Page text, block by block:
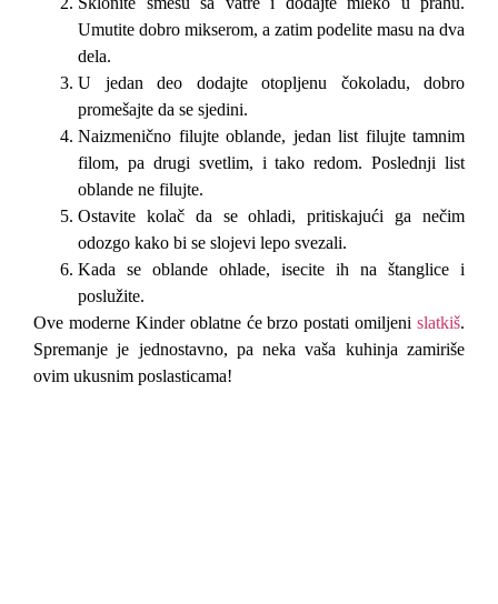
Umutite dobro mikserom, a zatim podelite masu na dva
dela.
U jedan deo dodajte otopljenu čokoladu, dobro
promešajte da se sjedini.
Naizmenično filujte oblande, jedan list filujte tamnim
filom, pa drugi svetlim, i tako redom. Poslednji list
oblande ne filujte.
Ostavite kolač da se ohladi, pritiskajući ga nečim
odozgo kako bi se slojevi lepo svezali.
Kada se oblande ohlade, isecite ih na štanglice i
poslužite.
Ove moderne Kinder oblatne će brzo postati omiljeni slatkiš.
Spremanje je jednostavno, pa neka vaša kuhinja zamiriše
ovim ukusnim poslasticama!